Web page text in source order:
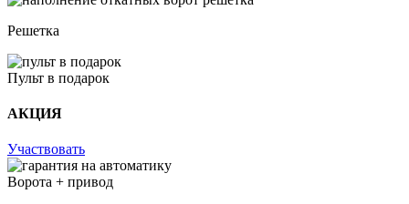
Решетка
Пульт в подарок
АКЦИЯ
Участвовать
Ворота + привод